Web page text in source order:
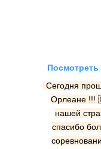
Сегодня
Орлеане !!!
нашей
спасибо